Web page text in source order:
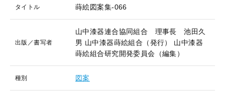
タイトル 蒔絵図案集-066
出版／書写者
山中漆器連合協同組合 理事長 池田久
男 山中漆器蒔絵組合（発行）
山中漆器
蒔絵組合研究開発委員会（編集）
種別 図案